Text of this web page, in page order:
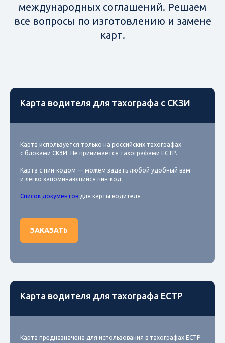
международных соглашений. Решаем
все вопросы по изготовлению и замене
карт.
Карта водителя для тахографа с СКЗИ
Карта используется только на российских тахографах
с блоками СКЗИ. Не принимается тахографами ЕСТР.
Карта с пин-кодом — можем задать любой удобный вам
и легко запоминающийся пин-код.
Список документов для карты водителя
ЗАКАЗАТЬ
Карта водителя для тахографа ЕСТР
Карта предназначена для использования в тахографах ЕСТР